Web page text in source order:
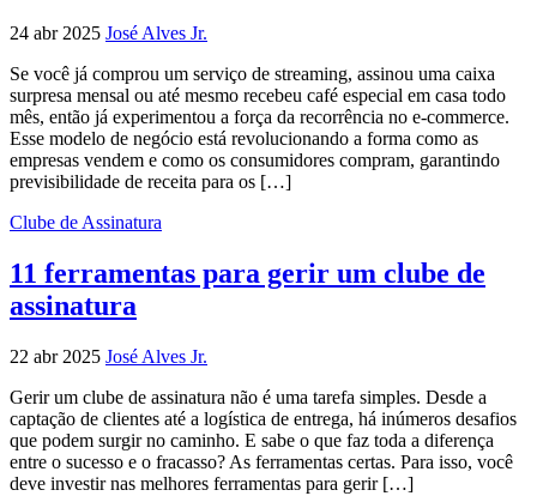
24 abr 2025 José Alves Jr.
Se você já comprou um serviço de streaming, assinou uma caixa
surpresa mensal ou até mesmo recebeu café especial em casa todo
mês, então já experimentou a força da recorrência no e-commerce.
Esse modelo de negócio está revolucionando a forma como as
empresas vendem e como os consumidores compram, garantindo
previsibilidade de receita para os […]
Clube de Assinatura
11 ferramentas para gerir um clube de
assinatura
22 abr 2025 José Alves Jr.
Gerir um clube de assinatura não é uma tarefa simples. Desde a
captação de clientes até a logística de entrega, há inúmeros desafios
que podem surgir no caminho. E sabe o que faz toda a diferença
entre o sucesso e o fracasso? As ferramentas certas. Para isso, você
deve investir nas melhores ferramentas para gerir […]